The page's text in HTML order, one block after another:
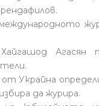
Агасян
Украйна
да журира.